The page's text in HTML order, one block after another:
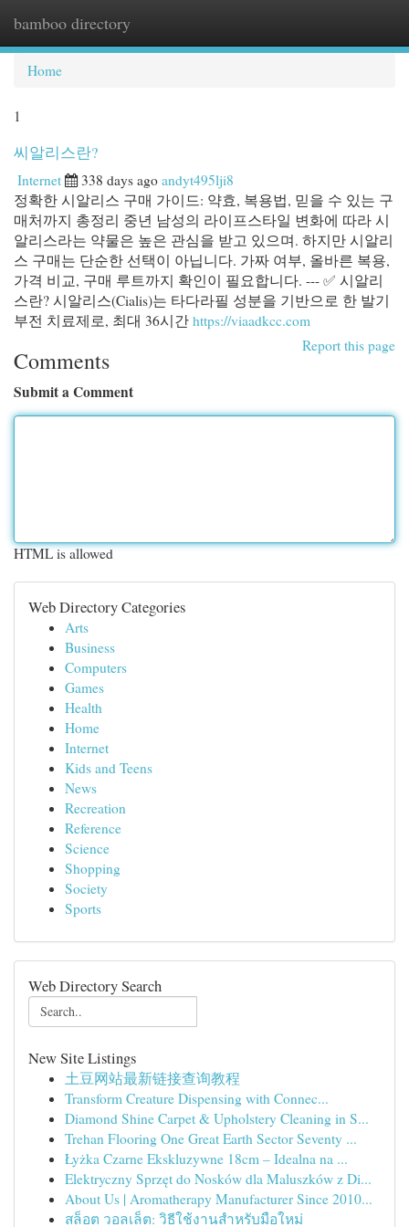
bamboo directory
Home
1
씨알리스란?
Internet 338 days ago andyt495lji8
정확한 시알리스 구매 가이드: 약효, 복용법, 믿을 수 있는 구
매처까지 총정리 중년 남성의 라이프스타일 변화에 따라 시
알리스라는 약물은 높은 관심을 받고 있으며. 하지만 시알리
스 구매는 단순한 선택이 아닙니다. 가짜 여부, 올바른 복용,
가격 비교, 구매 루트까지 확인이 필요합니다. --- ✅ 시알리
스란? 시알리스(Cialis)는 타다라필 성분을 기반으로 한 발기
부전 치료제로, 최대 36시간 https://viaadkcc.com
Report this page
Comments
Submit a Comment
HTML is allowed
Web Directory Categories
Arts
Business
Computers
Games
Health
Home
Internet
Kids and Teens
News
Recreation
Reference
Science
Shopping
Society
Sports
Web Directory Search
New Site Listings
土豆网站最新链接查询教程
Transform Creature Dispensing with Connec...
Diamond Shine Carpet & Upholstery Cleaning in S...
Trehan Flooring One Great Earth Sector Seventy ...
Łyżka Czarne Ekskluzywne 18cm – Idealna na ...
Elektryczny Sprzęt do Nosków dla Maluszków z Di...
About Us | Aromatherapy Manufacturer Since 2010...
สล็อต วอลเล็ต: วิธีใช้งานสำหรับมือใหม่